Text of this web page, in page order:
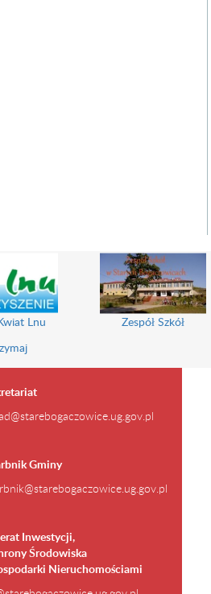
Lnu Zespół Szkół
Gminy
Inwestycji,
Środowiska
Nieruchomościami